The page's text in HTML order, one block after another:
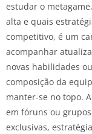
estudar o
alta e quais
competitivo, é um
acompanhar
novas habilidades
composição da
manter-se no topo.
em fóruns ou
exclusivas,